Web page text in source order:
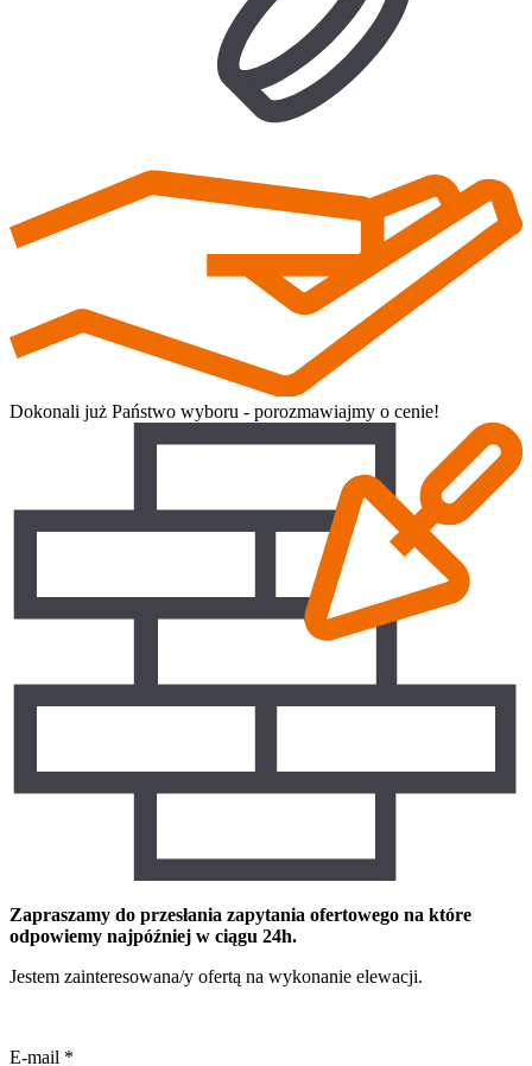
Dokonali już Państwo wyboru - porozmawiajmy o cenie!
Zapraszamy do przesłania zapytania ofertowego na które
odpowiemy najpóźniej w ciągu 24h.
Jestem zainteresowana/y ofertą na wykonanie elewacji.
E-mail *